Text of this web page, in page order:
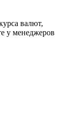
валют,
у менеджеров